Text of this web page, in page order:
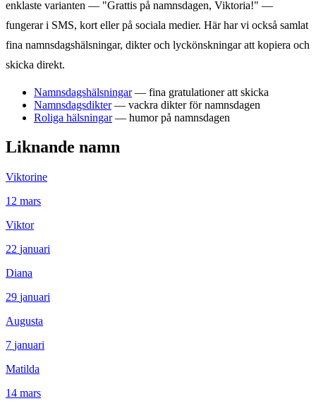
enklaste varianten — "Grattis på namnsdagen, Viktoria!" —
fungerar i SMS, kort eller på sociala medier. Här har vi också samlat
fina namnsdagshälsningar, dikter och lyckönskningar att kopiera och
skicka direkt.
Namnsdagshälsningar — fina gratulationer att skicka
Namnsdagsdikter— vackra dikter för namnsdagen
Roliga hälsningar— humor på namnsdagen
Liknande namn
Viktorine
12 mars
Viktor
22 januari
Diana
29 januari
Augusta
7 januari
Matilda
14 mars